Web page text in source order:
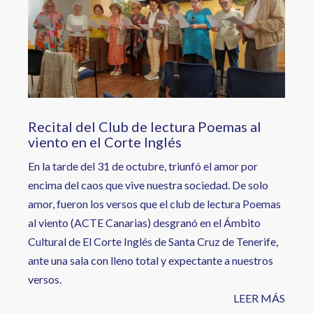
Recital del Club de lectura Poemas al
viento en el Corte Inglés
En la tarde del 31 de octubre, triunfó el amor por
encima del caos que vive nuestra sociedad. De solo
amor, fueron los versos que el club de lectura Poemas
al viento (ACTE Canarias) desgranó en el Ámbito
Cultural de El Corte Inglés de Santa Cruz de Tenerife,
ante una sala con lleno total y expectante a nuestros
versos.
LEER MÁS